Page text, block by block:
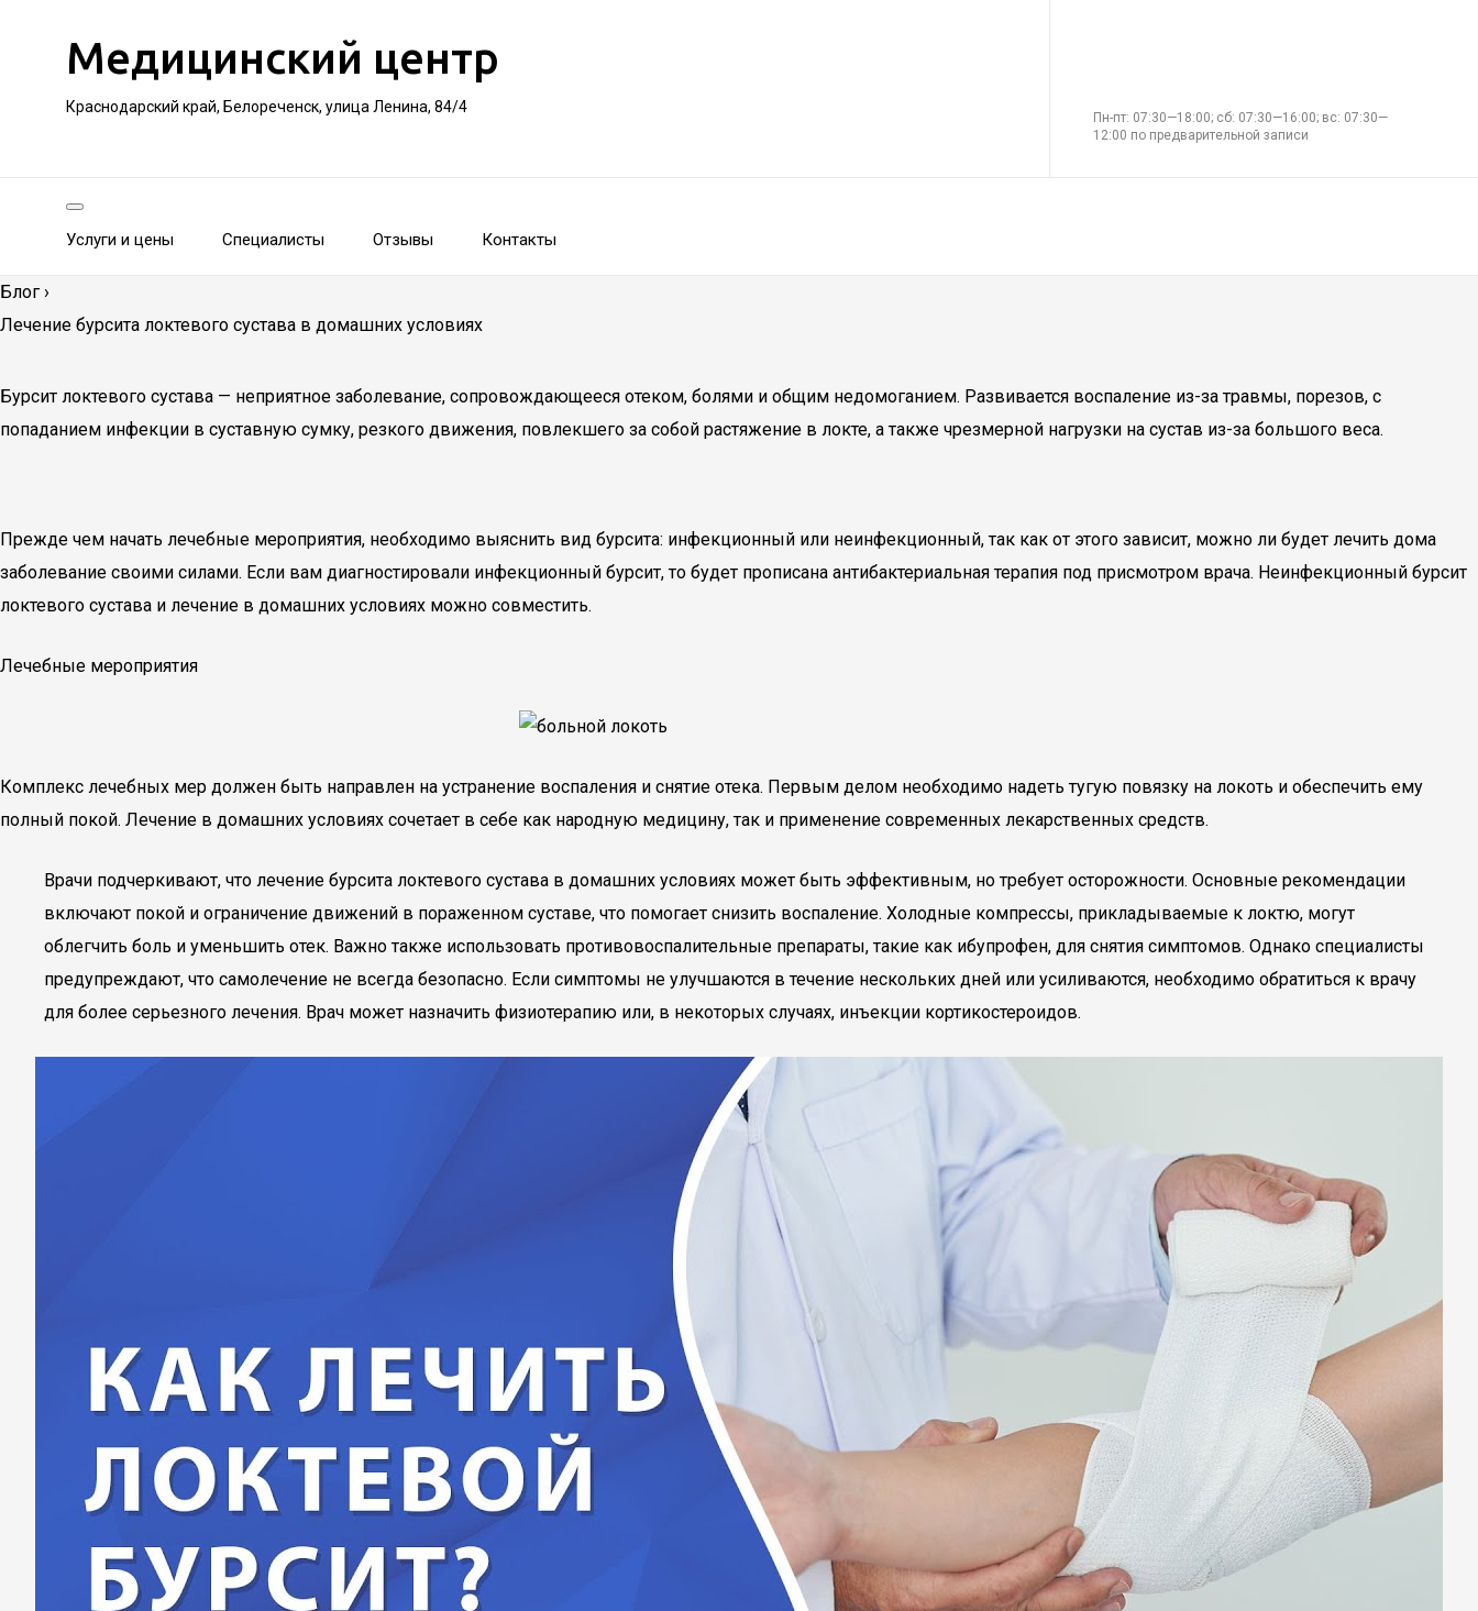
Медицинский центр
Краснодарский край, Белореченск, улица Ленина, 84/4
Пн-пт: 07:30—18:00; сб: 07:30—16:00; вс: 07:30—
12:00 по предварительной записи
Услуги и цены Специалисты Отзывы Контакты
Блог ›
Лечение бурсита локтевого сустава в домашних условиях
Бурсит локтевого сустава — неприятное заболевание, сопровождающееся отеком, болями и общим недомоганием. Развивается воспаление из-за травмы, порезов, с
попаданием инфекции в суставную сумку, резкого движения, повлекшего за собой растяжение в локте, а также чрезмерной нагрузки на сустав из-за большого веса.
Прежде чем начать лечебные мероприятия, необходимо выяснить вид бурсита: инфекционный или неинфекционный, так как от этого зависит, можно ли будет лечить дома
заболевание своими силами. Если вам диагностировали инфекционный бурсит, то будет прописана антибактериальная терапия под присмотром врача. Неинфекционный бурсит
локтевого сустава и лечение в домашних условиях можно совместить.
Лечебные мероприятия
Комплекс лечебных мер должен быть направлен на устранение воспаления и снятие отека. Первым делом необходимо надеть тугую повязку на локоть и обеспечить ему
полный покой. Лечение в домашних условиях сочетает в себе как народную медицину, так и применение современных лекарственных средств.
Врачи подчеркивают, что лечение бурсита локтевого сустава в домашних условиях может быть эффективным, но требует осторожности. Основные рекомендации
включают покой и ограничение движений в пораженном суставе, что помогает снизить воспаление. Холодные компрессы, прикладываемые к локтю, могут
облегчить боль и уменьшить отек. Важно также использовать противовоспалительные препараты, такие как ибупрофен, для снятия симптомов. Однако специалисты
предупреждают, что самолечение не всегда безопасно. Если симптомы не улучшаются в течение нескольких дней или усиливаются, необходимо обратиться к врачу
для более серьезного лечения. Врач может назначить физиотерапию или, в некоторых случаях, инъекции кортикостероидов.